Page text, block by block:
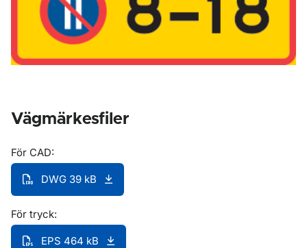
Vägmärkesfiler
För CAD:
DWG 39 kB
För tryck:
EPS 464 kB